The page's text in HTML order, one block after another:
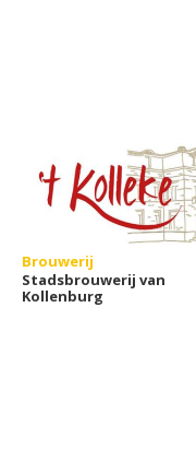
Brouwerij
Stadsbrouwerij van
Kollenburg